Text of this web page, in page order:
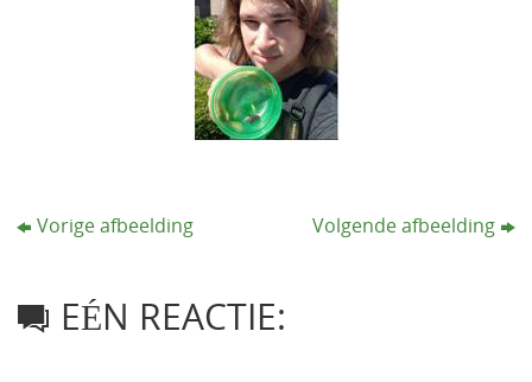
Vorige afbeelding Volgende afbeelding
EÉN REACTIE: